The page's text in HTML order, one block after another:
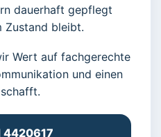
dauerhaft gepflegt
Zustand bleibt.
Wert auf fachgerechte
und einen
4420617